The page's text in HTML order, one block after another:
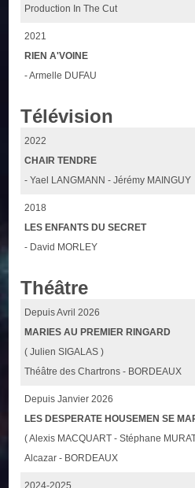
Production In The Cut
2021
RIEN A'VOINE
- Armelle DUFAU
Télévision
2022
CHAIR TENDRE
- Yael LANGMANN - Jérémy MAINGUY
2018
LES ENFANTS DU SECRET
- David MORLEY
Théâtre
Depuis Avril 2026
MARIES AU PREMIER RINGARD
( Julien SIGALAS )
Théâtre des Chartrons - BORDEAUX
Depuis Janvier 2026
LES DESPERATE HOUSEMEN SE
( Alexis MACQUART - Stéphane
Alcazar - BORDEAUX
2024-2025